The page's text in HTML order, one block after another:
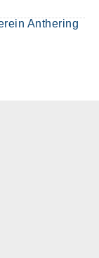
Anthering